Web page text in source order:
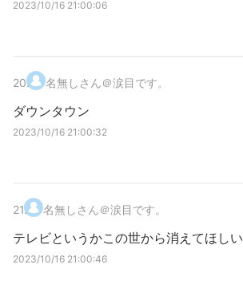
2023/10/16 21:00:06
20. 名無しさん＠涙目です。
ダウンタウン
2023/10/16 21:00:32
21. 名無しさん＠涙目です。
テレビというかこの世から消えてほしい
2023/10/16 21:00:46